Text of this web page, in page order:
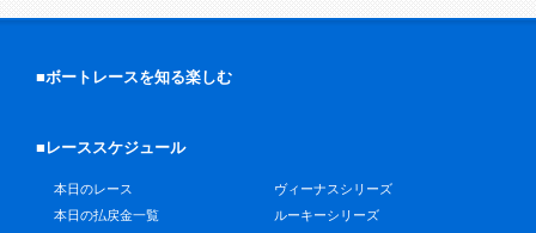
■ボートレースを知る楽しむ
■レーススケジュール
本日のレース
本日の払戻金一覧
ヴィーナスシリーズ
ルーキーシリーズ